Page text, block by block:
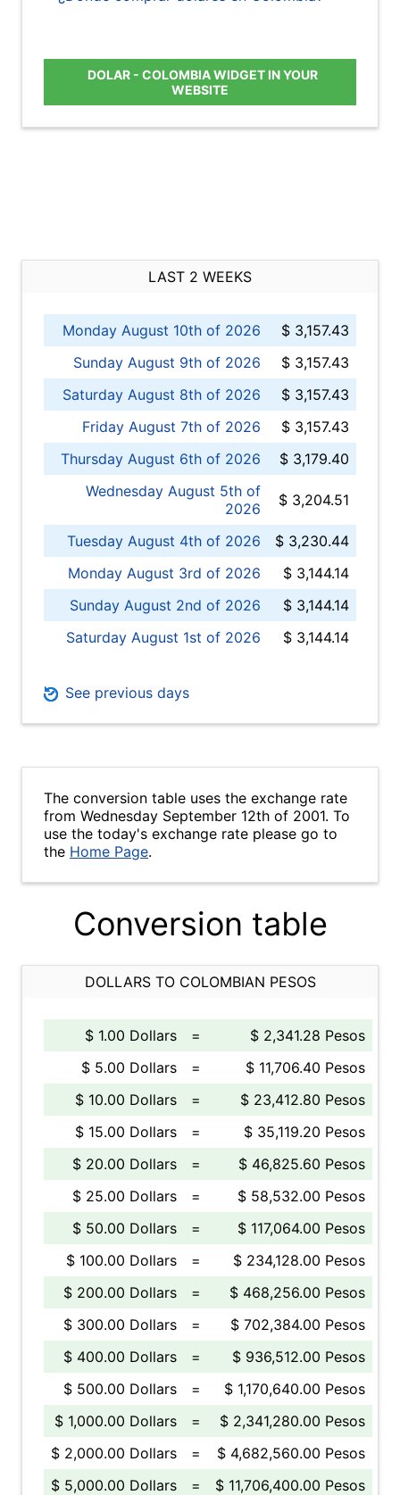
DOLAR - COLOMBIA WIDGET IN YOUR
WEBSITE
LAST 2 WEEKS
Monday August 10th of 2026
$ 3,157.43
Sunday August 9th of 2026
$ 3,157.43
Saturday August 8th of 2026
$ 3,157.43
Friday August 7th of 2026
$ 3,157.43
Thursday August 6th of 2026
$ 3,179.40
Wednesday August 5th of
2026
$ 3,204.51
Tuesday August 4th of 2026
$ 3,230.44
Monday August 3rd of 2026
$ 3,144.14
Sunday August 2nd of 2026
$ 3,144.14
Saturday August 1st of 2026
$ 3,144.14
See previous days
The conversion table uses the exchange rate
from Wednesday September 12th of 2001. To
use the today's exchange rate please go to
the Home Page.
Conversion table
DOLLARS TO COLOMBIAN PESOS
$ 1.00 Dollars =
$ 2,341.28 Pesos
$ 5.00 Dollars
=
$ 11,706.40 Pesos
$ 10.00 Dollars
=
$ 23,412.80 Pesos
$ 15.00 Dollars
=
$ 35,119.20 Pesos
$ 20.00 Dollars
=
$ 46,825.60 Pesos
$ 25.00 Dollars
=
$ 58,532.00 Pesos
$ 50.00 Dollars
=
$ 117,064.00 Pesos
$ 100.00 Dollars
=
$ 234,128.00 Pesos
$ 200.00 Dollars
=
$ 468,256.00 Pesos
$ 300.00 Dollars
=
$ 702,384.00 Pesos
$ 400.00 Dollars
=
$ 936,512.00 Pesos
$ 500.00 Dollars
=
$ 1,170,640.00 Pesos
$ 1,000.00 Dollars
=
$ 2,341,280.00 Pesos
$ 2,000.00 Dollars
=
$ 4,682,560.00 Pesos
$ 5,000.00 Dollars
= $ 11,706,400.00 Pesos